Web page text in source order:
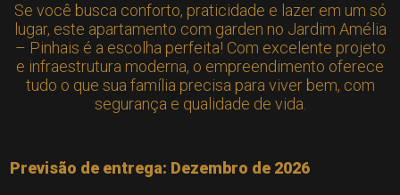
Se você busca conforto, praticidade e lazer em um só
lugar, este apartamento com garden no Jardim Amélia
– Pinhais é a escolha perfeita! Com excelente projeto
e infraestrutura moderna, o empreendimento oferece
tudo o que sua família precisa para viver bem, com
segurança e qualidade de vida.
Previsão de entrega: Dezembro de 2026